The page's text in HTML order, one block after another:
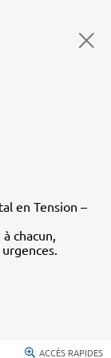
en Tension –
chacun,
ACCÈS RAPIDES